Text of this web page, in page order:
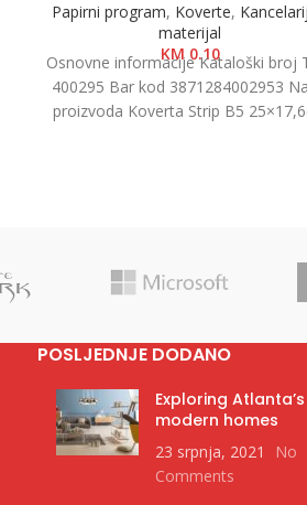
Papirni program, Koverte,
materijal
KM0.10
Osnovne informacije Kataloški broj
400295 Bar kod 3871284002953
proizvoda Koverta Strip B5
POSLJEDNJE DODANO
Exploring Atlanta’s
modern homes
23 srpnja, 2021
No
Comments